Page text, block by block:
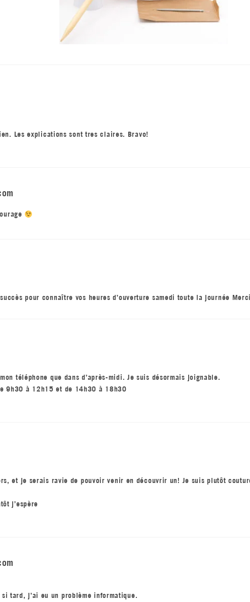
Les explications sont tres claires. Bravo!
pour connaître vos heures d’ouverture samedi toute la journée
téléphone que dans d’après-midi. Je suis désormais joignable.
9h30 à 12h15 et de 14h30 à 18h30
et je serais ravie de pouvoir venir en découvrir un! Je suis plutôt
j’espère
tard, j’ai eu un problème informatique.